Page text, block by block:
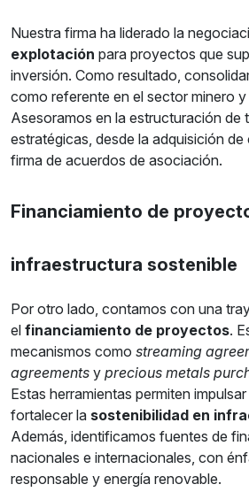
Nuestra firma ha liderado la
explotación para proyectos que
inversión. Como resultado,
como referente en el sector minero
Asesoramos en la estructuración de
estratégicas, desde la adquisición
firma de acuerdos de asociación.
Financiamiento de
infraestructura sostenible
Por otro lado, contamos con una
el financiamiento de proyectos.
mecanismos como streaming
agreements y precious metals
Estas herramientas permiten
fortalecer la sostenibilidad en
Además, identificamos fuentes de
nacionales e internacionales, con
responsable y energía renovable.